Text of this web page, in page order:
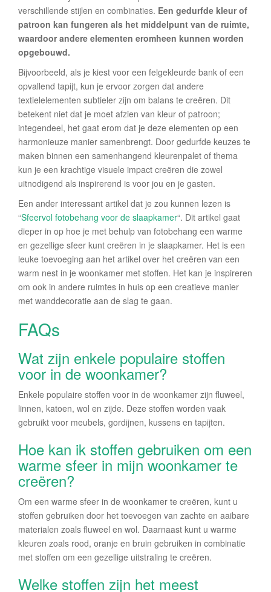
verschillende stijlen en combinaties. Een gedurfde kleur of
patroon kan fungeren als het middelpunt van de ruimte,
waardoor andere elementen eromheen kunnen worden
opgebouwd.
Bijvoorbeeld, als je kiest voor een felgekleurde bank of een
opvallend tapijt, kun je ervoor zorgen dat andere
textielelementen subtieler zijn om balans te creëren. Dit
betekent niet dat je moet afzien van kleur of patroon;
integendeel, het gaat erom dat je deze elementen op een
harmonieuze manier samenbrengt. Door gedurfde keuzes te
maken binnen een samenhangend kleurenpalet of thema
kun je een krachtige visuele impact creëren die zowel
uitnodigend als inspirerend is voor jou en je gasten.
Een ander interessant artikel dat je zou kunnen lezen is
“Sfeervol fotobehang voor de slaapkamer“. Dit artikel gaat
dieper in op hoe je met behulp van fotobehang een warme
en gezellige sfeer kunt creëren in je slaapkamer. Het is een
leuke toevoeging aan het artikel over het creëren van een
warm nest in je woonkamer met stoffen. Het kan je inspireren
om ook in andere ruimtes in huis op een creatieve manier
met wanddecoratie aan de slag te gaan.
FAQs
Wat zijn enkele populaire stoffen
voor in de woonkamer?
Enkele populaire stoffen voor in de woonkamer zijn fluweel,
linnen, katoen, wol en zijde. Deze stoffen worden vaak
gebruikt voor meubels, gordijnen, kussens en tapijten.
Hoe kan ik stoffen gebruiken om een
warme sfeer in mijn woonkamer te
creëren?
Om een warme sfeer in de woonkamer te creëren, kunt u
stoffen gebruiken door het toevoegen van zachte en aaibare
materialen zoals fluweel en wol. Daarnaast kunt u warme
kleuren zoals rood, oranje en bruin gebruiken in combinatie
met stoffen om een gezellige uitstraling te creëren.
Welke stoffen zijn het meest